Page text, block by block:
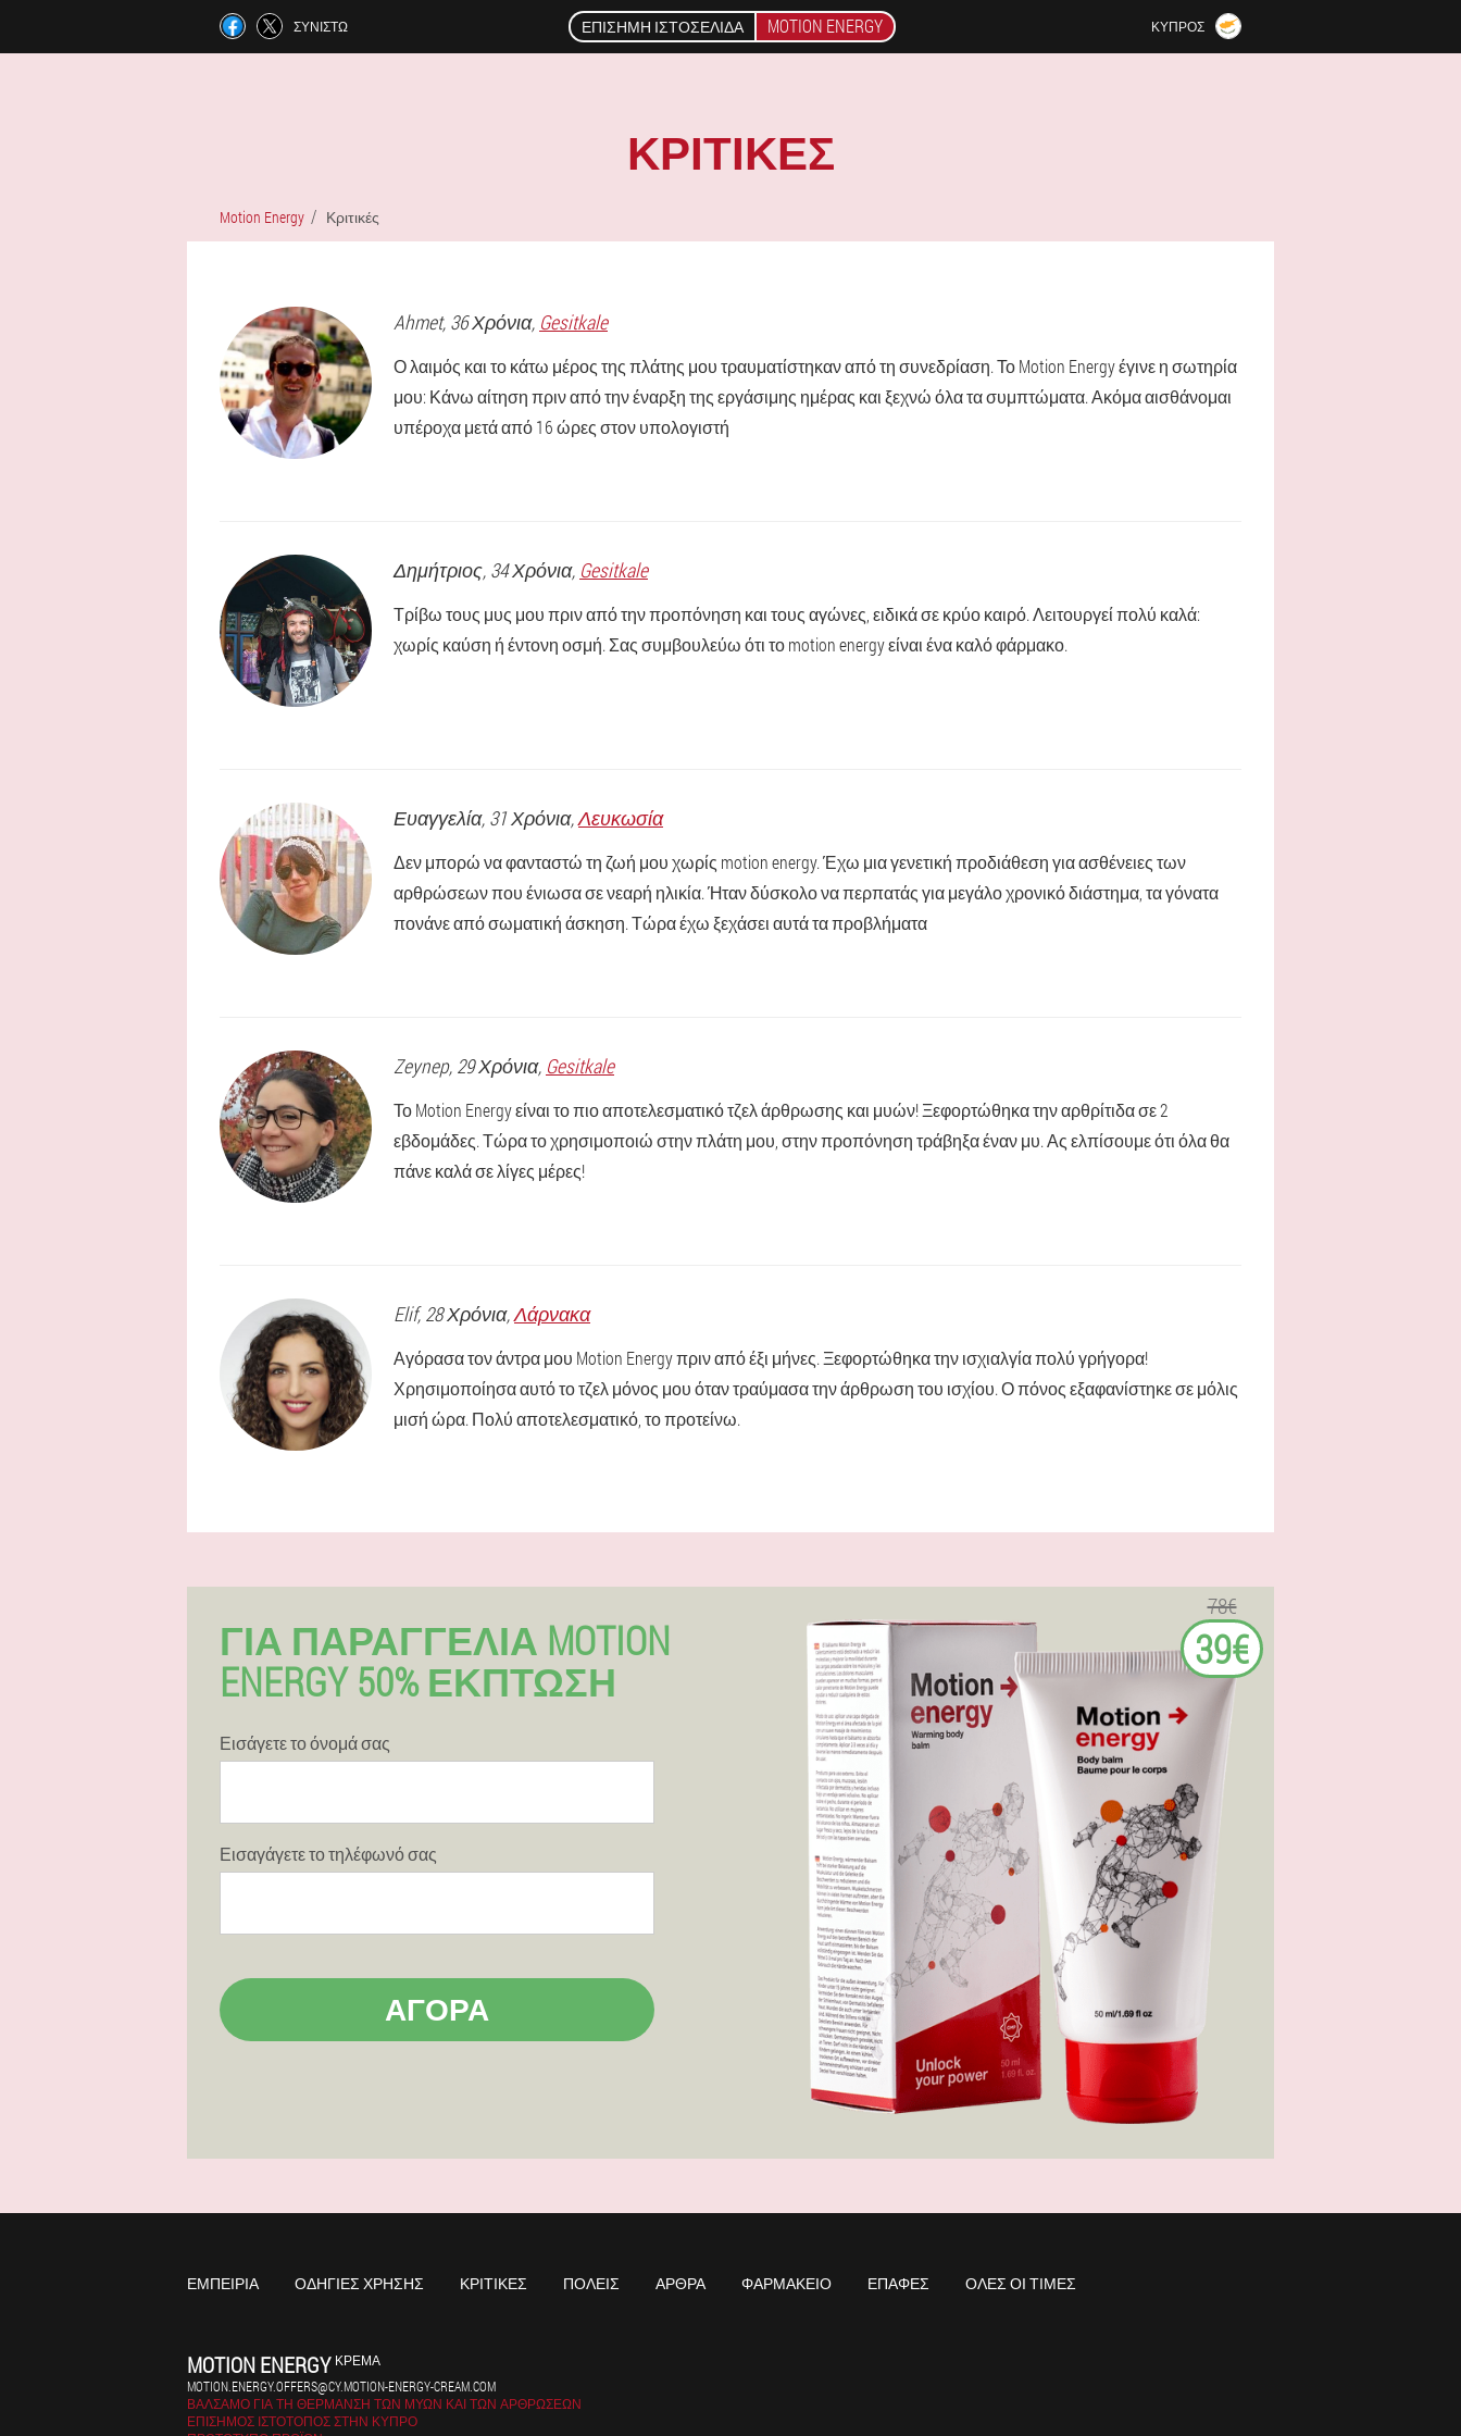
ΣΥΝΙΣΤΏ ΕΠΊΣΗΜΗ ΙΣΤΟΣΕΛΊΔΑ MOTION ENERGY ΚΎΠΡΟΣ
ΚΡΙΤΙΚΈΣ
Motion Energy Κριτικές
Ahmet, 36 Χρόνια, Gesitkale
Ο λαιμός και το κάτω μέρος της πλάτης μου τραυματίστηκαν από τη συνεδρίαση. Το Motion Energy έγινε η σωτηρία
μου: Κάνω αίτηση πριν από την έναρξη της εργάσιμης ημέρας και ξεχνώ όλα τα συμπτώματα. Ακόμα αισθάνομαι
υπέροχα μετά από 16 ώρες στον υπολογιστή
Δημήτριος, 34 Χρόνια, Gesitkale
Τρίβω τους μυς μου πριν από την προπόνηση και τους αγώνες, ειδικά σε κρύο καιρό. Λειτουργεί πολύ καλά:
χωρίς καύση ή έντονη οσμή. Σας συμβουλεύω ότι το motion energy είναι ένα καλό φάρμακο.
Ευαγγελία, 31 Χρόνια,Λευκωσία
Δεν μπορώ να φανταστώ τη ζωή μου χωρίς motion energy. Έχω μια γενετική προδιάθεση για ασθένειες των
αρθρώσεων που ένιωσα σε νεαρή ηλικία. Ήταν δύσκολο να περπατάς για μεγάλο χρονικό διάστημα, τα γόνατα
πονάνε από σωματική άσκηση. Τώρα έχω ξεχάσει αυτά τα προβλήματα
Zeynep, 29 Χρόνια, Gesitkale
Το Motion Energy είναι το πιο αποτελεσματικό τζελ άρθρωσης και μυών! Ξεφορτώθηκα την αρθρίτιδα σε 2
εβδομάδες. Τώρα το χρησιμοποιώ στην πλάτη μου, στην προπόνηση τράβηξα έναν μυ. Ας ελπίσουμε ότι όλα θα
πάνε καλά σε λίγες μέρες!
Elif, 28 Χρόνια,Λάρνακα
Αγόρασα τον άντρα μου Motion Energy πριν από έξι μήνες. Ξεφορτώθηκα την ισχιαλγία πολύ γρήγορα!
Χρησιμοποίησα αυτό το τζελ μόνος μου όταν τραύμασα την άρθρωση του ισχίου. Ο πόνος εξαφανίστηκε σε μόλις
μισή ώρα. Πολύ αποτελεσματικό, το προτείνω.
ΓΙΑ ΠΑΡΑΓΓΕΛΊΑ MOTION
ENERGY 50% ΕΚΠΤΩΣΗ
Εισάγετε το όνομά σας
Εισαγάγετε το τηλέφωνό σας
ΑΓΟΡΆ
78€
39€
ΕΜΠΕΙΡΊΑ ΟΔΗΓΊΕΣ ΧΡΉΣΗΣ ΚΡΙΤΙΚΈΣ ΠΌΛΕΙΣ ΆΡΘΡΑ ΦΑΡΜΑΚΕΊΟ ΕΠΑΦΈΣ ΌΛΕΣ ΟΙ ΤΙΜΈΣ
MOTION ENERGY ΚΡΈΜΑ
MOTION.ENERGY.OFFERS@CY.MOTION-ENERGY-CREAM.COM
ΒΆΛΣΑΜΟ ΓΙΑ ΤΗ ΘΈΡΜΑΝΣΗ ΤΩΝ ΜΥΏΝ ΚΑΙ ΤΩΝ ΑΡΘΡΏΣΕΩΝ
ΕΠΊΣΗΜΟΣ ΙΣΤΌΤΟΠΟΣ ΣΤΗΝ ΚΎΠΡΟ